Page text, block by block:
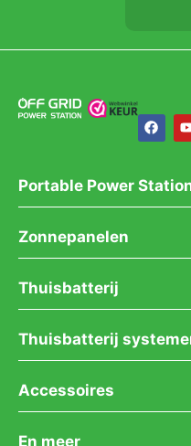
Portable Power
Zonnepanelen
Thuisbatterij
Thuisbatterij
Accessoires
En meer